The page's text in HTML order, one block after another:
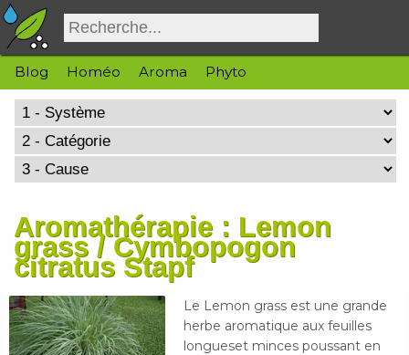
Blog Homéo Aroma Phyto
Aromathérapie : Lemon
grass / Cymbopogon
citratus Stapf
Le Lemon grass est une grande
herbe aromatique aux feuilles
longueset minces poussant en